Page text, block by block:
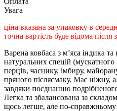
Увага
ціна вказана за упаковку в
точна вартість буде відома після
Варена ковбаса з м’яса індика
натуральних спецій
перців, часнику, імбиру,
пряного післясмаку. Має ніжну,
завдяки поєднанню
Легка та збалансована за
щось легше, але по-справжньому